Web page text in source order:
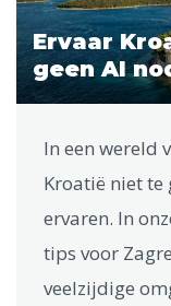
Ervaar
geen AI
In een wereld
Kroatië niet te
ervaren. In
tips voor
veelzijdige